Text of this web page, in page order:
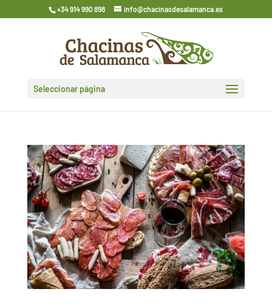
+34 914 990 898 info@chacinasdesalamanca.es
Seleccionar página